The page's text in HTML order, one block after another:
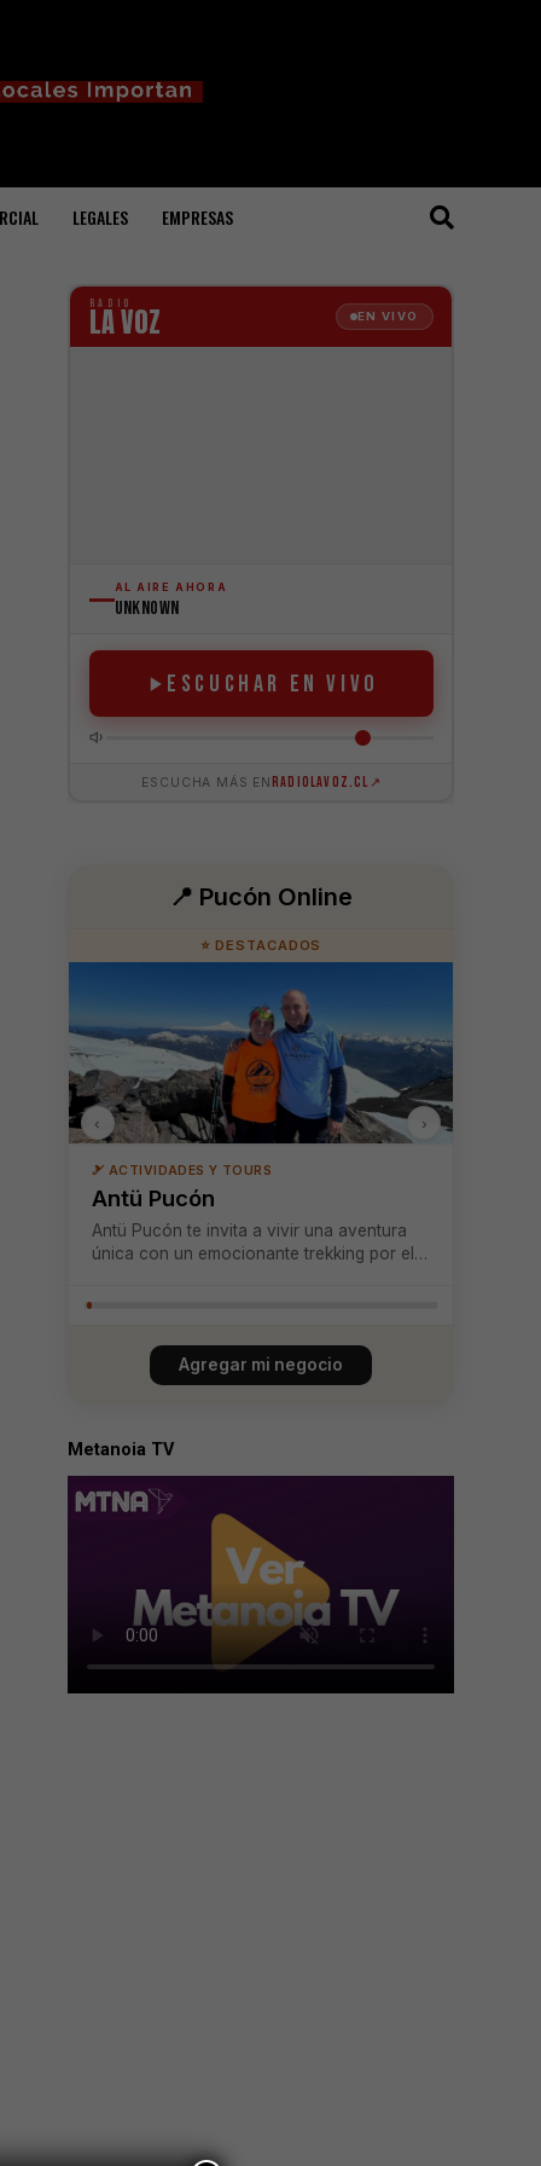
LEGALES EMPRESAS
📍 Pucón Online
⭐ DESTACADOS
🎿 ACTIVIDADES Y TOURS
Antü Pucón
Antü Pucón te invita a vivir una aventura
única con un emocionante trekking por el
Durante la excursión, explorarás glaciares
imponentes...
‹ ›
Agregar mi negocio
Metanoia TV